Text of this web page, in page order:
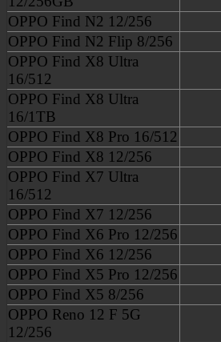
OPPO Find N2 12/256
OPPO Find N2 Flip 8/256
OPPO Find X8 Ultra
16/512
OPPO Find X8 Ultra
16/1TB
OPPO Find X8 Pro 16/512
OPPO Find X8 12/256
OPPO Find X7 Ultra
16/512
OPPO Find X7 12/256
OPPO Find X6 Pro 12/256
OPPO Find X6 12/256
OPPO Find X5 Pro 12/256
OPPO Find X5 8/256
OPPO Reno 12 F 5G
12/256